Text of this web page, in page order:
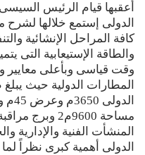
أعقبها قيام الرئيس
الدولى إستمع خلالها
كافة المراحل الإنشائية
والطاقة الإستيعابية التى
وقت قياسى وبأعلى معايير
المطارات الدولية حيث
المنشأت الفنية والإدارية
الدولى أهمية كبرى نظراً